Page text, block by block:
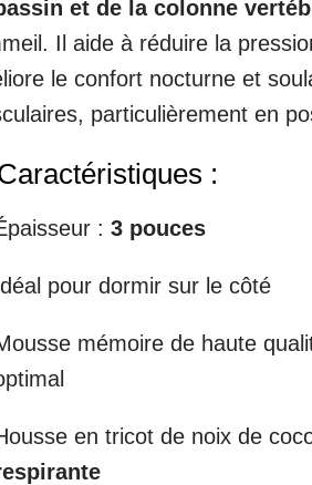
et de la colonne
Il aide à réduire la
le confort nocturne et
particulièrement en
:
: 3 pouces
pour dormir sur le côté
mémoire de haute
en tricot de noix de